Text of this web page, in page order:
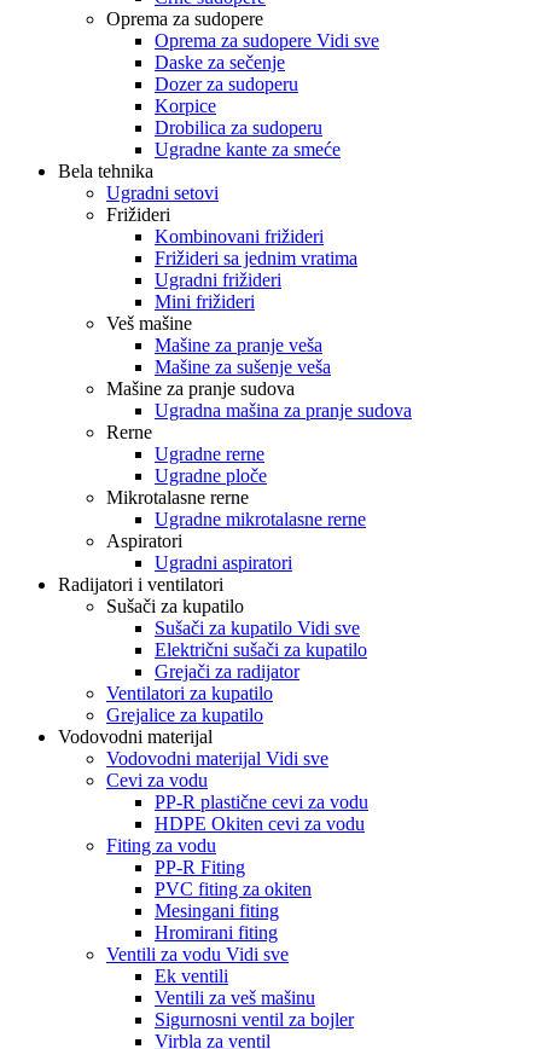
Oprema za sudopere
Oprema za sudopere Vidi sve
Daske za sečenje
Dozer za sudoperu
Korpice
Drobilica za sudoperu
Ugradne kante za smeće
Bela tehnika
Ugradni setovi
Frižideri
Kombinovani frižideri
Frižideri sa jednim vratima
Ugradni frižideri
Mini frižideri
Veš mašine
Mašine za pranje veša
Mašine za sušenje veša
Mašine za pranje sudova
Ugradna mašina za pranje sudova
Rerne
Ugradne rerne
Ugradne ploče
Mikrotalasne rerne
Ugradne mikrotalasne rerne
Aspiratori
Ugradni aspiratori
Radijatori i ventilatori
Sušači za kupatilo
Sušači za kupatilo Vidi sve
Električni sušači za kupatilo
Grejači za radijator
Ventilatori za kupatilo
Grejalice za kupatilo
Vodovodni materijal
Vodovodni materijal Vidi sve
Cevi za vodu
PP-R plastične cevi za vodu
HDPE Okiten cevi za vodu
Fiting za vodu
PP-R Fiting
PVC fiting za okiten
Mesingani fiting
Hromirani fiting
Ventili za vodu Vidi sve
Ek ventili
Ventili za veš mašinu
Sigurnosni ventil za bojler
Virbla za ventil